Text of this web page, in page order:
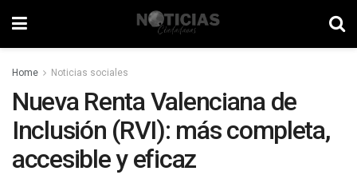
Home Noticias sociales
Nueva Renta Valenciana de
Inclusión (RVI): más completa,
accesible y eficaz